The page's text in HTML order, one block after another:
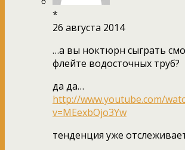
*
26 августа 2014
…а вы ноктюрн сыграть
флейте водосточных труб?
да да…
http://www.youtube.com/
v=MEexbOjo3Yw
тенденция уже